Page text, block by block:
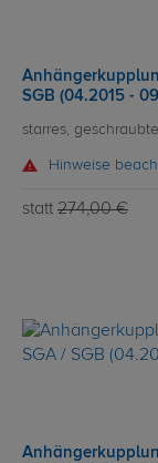
SGB (04.2015 -
starres,
Hinweise
statt 274,00 €